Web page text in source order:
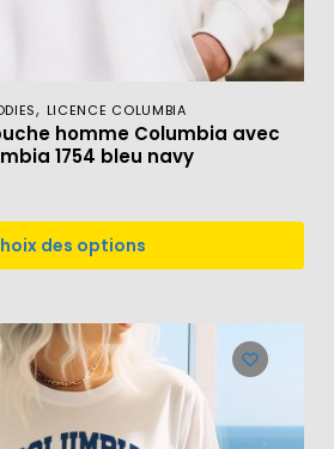
, LICENCE COLUMBIA
homme Columbia avec
1754 bleu navy
des options